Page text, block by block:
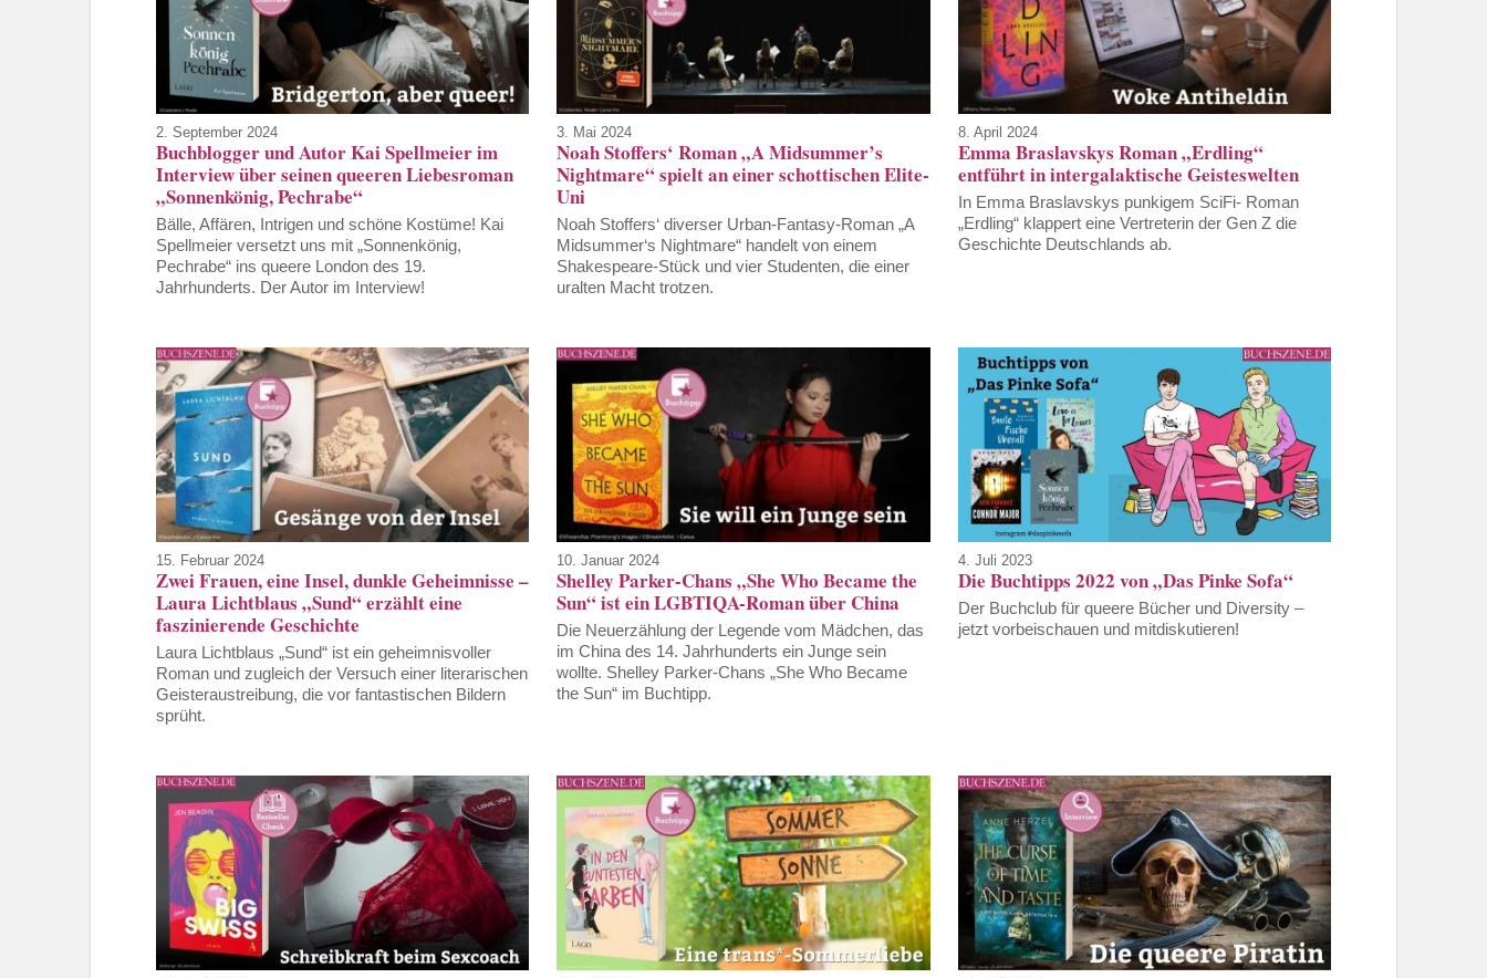
2. September 2024
Buchblogger und Autor Kai Spellmeier im
Interview über seinen queeren Liebesroman
„Sonnenkönig, Pechrabe“
Bälle, Affären, Intrigen und schöne Kostüme! Kai
Spellmeier versetzt uns mit „Sonnenkönig,
Pechrabe“ ins queere London des 19.
Jahrhunderts. Der Autor im Interview!
3. Mai 2024
Noah Stoffers‘ Roman „A Midsummer’s
Nightmare“ spielt an einer schottischen Elite-
Uni
Noah Stoffers‘ diverser Urban-Fantasy-Roman „A
Midsummer‘s Nightmare“ handelt von einem
Shakespeare-Stück und vier Studenten, die einer
uralten Macht trotzen.
8. April 2024
Emma Braslavskys Roman „Erdling“
entführt in intergalaktische Geisteswelten
In Emma Braslavskys punkigem SciFi- Roman
„Erdling“ klappert eine Vertreterin der Gen Z die
Geschichte Deutschlands ab.
15. Februar 2024
Zwei Frauen, eine Insel, dunkle Geheimnisse –
Laura Lichtblaus „Sund“ erzählt eine
faszinierende Geschichte
Laura Lichtblaus „Sund“ ist ein geheimnisvoller
Roman und zugleich der Versuch einer literarischen
Geisteraustreibung, die vor fantastischen Bildern
sprüht.
10. Januar 2024
Shelley Parker-Chans „She Who Became the
Sun“ ist ein LGBTIQA-Roman über China
Die Neuerzählung der Legende vom Mädchen, das
im China des 14. Jahrhunderts ein Junge sein
wollte. Shelley Parker-Chans „She Who Became
the Sun“ im Buchtipp.
4. Juli 2023
Die Buchtipps 2022 von „Das Pinke Sofa“
Der Buchclub für queere Bücher und Diversity –
jetzt vorbeischauen und mitdiskutieren!